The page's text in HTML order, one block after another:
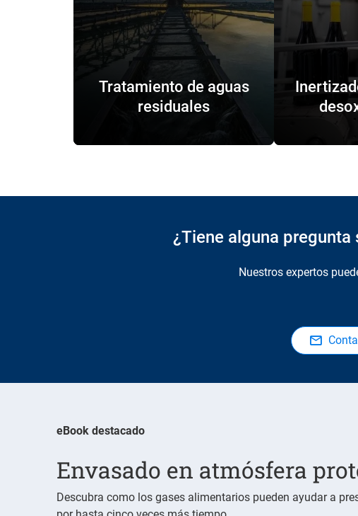
Tratamiento de aguas
residuales
¿Tiene alguna
Nuestros expertos
eBook destacado
Envasado en atmósfera
Descubra como los gases alimentarios pueden ayudar a